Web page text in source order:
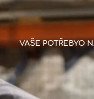
VAŠE POTŘEBYO